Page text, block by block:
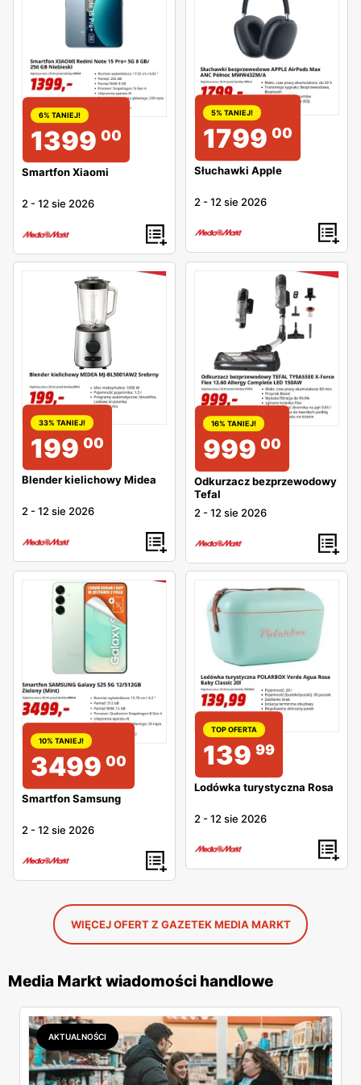
skorzystania z oferty. Zwykle promocje przedstawiane w
gazetkach dotyczą małych sprzętów AGD, kamer,
aparatów fotograficznych, tabletów, komputerów, konsol,
gier, telewizorów i telefonów.
6% TANIEJ!
1399 00
Smartfon Xiaomi
2 -12 sie 2026
5% TANIEJ!
1799 00
Słuchawki Apple
2 -12 sie 2026
33% TANIEJ!
199 00
Blender kielichowy Midea
2 -12 sie 2026
16% TANIEJ!
999 00
Odkurzacz bezprzewodowy
Tefal
2 -12 sie 2026
10% TANIEJ!
3499 00
Smartfon Samsung
2 -12 sie 2026
TOP OFERTA
139 99
Lodówka turystyczna Rosa
2 -12 sie 2026
WIĘCEJ OFERT Z GAZETEK MEDIA MARKT
Media Markt wiadomości handlowe
AKTUALNOŚCI